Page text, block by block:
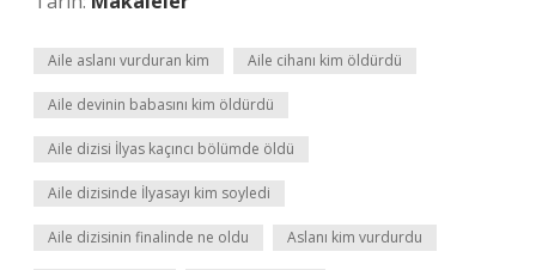
Aile aslanı vurduran kim Aile cihanı kim öldürdü
Aile devinin babasını kim öldürdü
Aile dizisi İlyas kaçıncı bölümde öldü
Aile dizisinde İlyasayı kim soyledi
Aile dizisinin finalinde ne oldu Aslanı kim vurdurdu